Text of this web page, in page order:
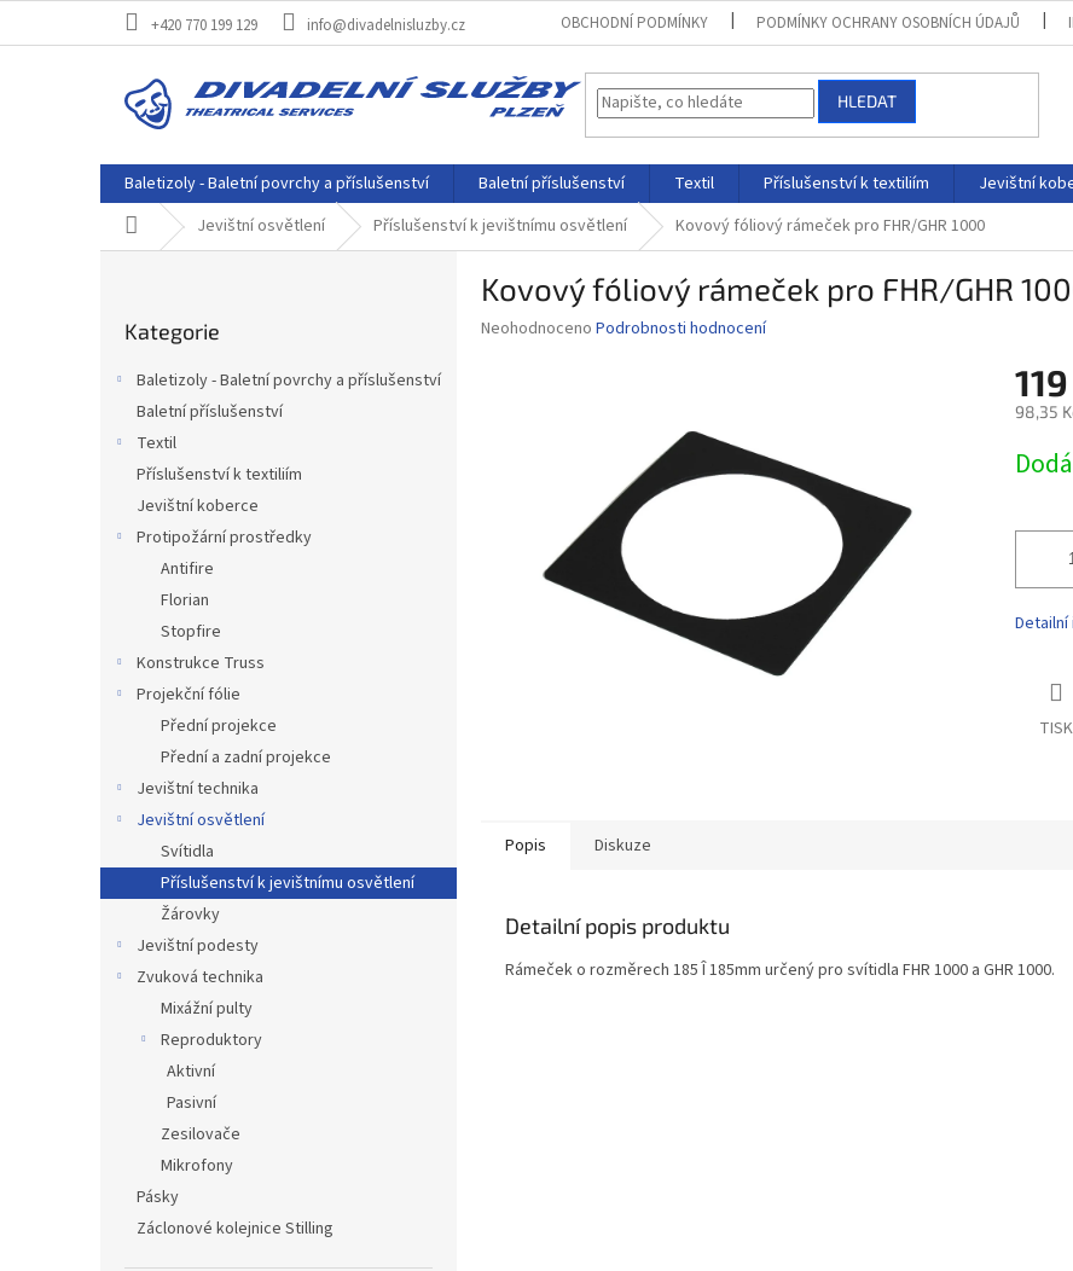
+420 770 199 129 info@divadelnisluzby.cz OBCHODNÍ PODMÍNKY PODMÍNKY OCHRANY OSOBNÍCH ÚDAJŮ
HLEDAT
Baletizoly - Baletní povrchy a příslušenství Baletní příslušenství Textil Příslušenství k textiliím Jevištní
Domů Jevištní osvětlení Příslušenství k jevištnímu osvětlení Kovový fóliový rámeček pro FHR/GHR 1000
kategorie
Kategorie
Baletizoly - Baletní povrchy a příslušenství
Baletní příslušenství
Textil
Příslušenství k textiliím
Jevištní koberce
Protipožární prostředky
Antifire
Florian
Stopfire
Konstrukce Truss
Projekční fólie
Přední projekce
Přední a zadní projekce
Jevištní technika
Jevištní osvětlení
Svítidla
Příslušenství k jevištnímu osvětlení
Žárovky
Jevištní podesty
Zvuková technika
Mixážní pulty
Reproduktory
Aktivní
Pasivní
Zesilovače
Mikrofony
Pásky
Záclonové kolejnice Stilling
Kovový fóliový rámeček pro FHR/GHR
Průměrné
Neohodnoceno Podrobnosti hodnocení
98,35
cena:
TISK
Popis Diskuze
Detailní popis produktu
Rámeček o rozměrech 185 Î 185mm určený pro svítidla FHR 1000 a GHR 1000.